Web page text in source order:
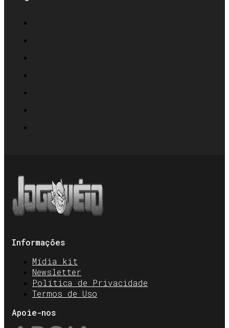
Informações
Mídia kit
Newsletter
Política de Privacidade
Termos de Uso
Apoie-nos